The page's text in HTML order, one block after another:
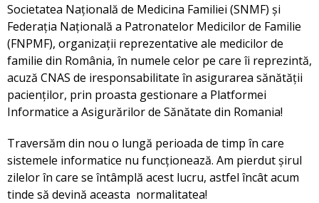
Societatea Națională de Medicina Familiei (SNMF) și
Federația Națională a Patronatelor Medicilor de Familie
(FNPMF), organizații reprezentative ale medicilor de
familie din România, în numele celor pe care îi reprezintă,
acuză CNAS de iresponsabilitate în asigurarea sănătății
pacienților, prin proasta gestionare a Platformei
Informatice a Asigurărilor de Sănătate din Romania!
Traversăm din nou o lungă perioada de timp în care
sistemele informatice nu funcționează. Am pierdut șirul
zilelor în care se întâmplă acest lucru, astfel încât acum
tinde să devină aceasta normalitatea!